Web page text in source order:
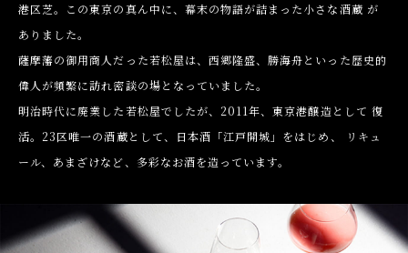
港区芝。この東京の真ん中に、幕末の物語が詰まった小さな酒蔵 が
ありました。
薩摩藩の御用商人だった若松屋は、西郷隆盛、勝海舟といった歴史的
偉人が頻繁に訪れ密談の場となっていました。
明治時代に廃業した若松屋でしたが、2011年、東京港醸造として 復
活。23区唯一の酒蔵として、日本酒「江戸開城」をはじめ、
リキュ
ール、あまざけなど、多彩なお酒を造っています。